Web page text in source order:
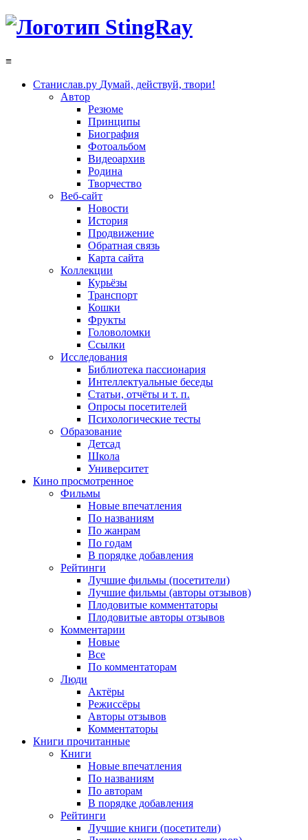
≡
Станислав.ру Думай, действуй, твори!
Автор
Резюме
Принципы
Биография
Фотоальбом
Видеоархив
Родина
Творчество
Веб-сайт
Новости
История
Продвижение
Обратная связь
Карта сайта
Коллекции
Курьёзы
Транспорт
Кошки
Фрукты
Головоломки
Ссылки
Исследования
Библиотека пассионария
Интеллектуальные беседы
Статьи, отчёты и т. п.
Опросы посетителей
Психологические тесты
Образование
Детсад
Школа
Университет
Кино просмотренное
Фильмы
Новые впечатления
По названиям
По жанрам
По годам
В порядке добавления
Рейтинги
Лучшие фильмы (посетители)
Лучшие фильмы (авторы отзывов)
Плодовитые комментаторы
Плодовитые авторы отзывов
Комментарии
Новые
Все
По комментаторам
Люди
Актёры
Режиссёры
Авторы отзывов
Комментаторы
Книги прочитанные
Книги
Новые впечатления
По названиям
По авторам
В порядке добавления
Рейтинги
Лучшие книги (посетители)